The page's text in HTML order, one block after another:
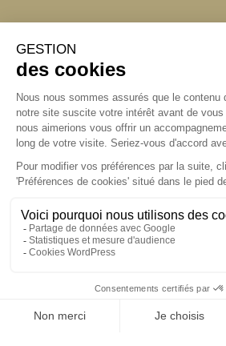
S'inscrire à la newsletter
Alternative:
presse@aialifedesigners.fr
mentions légales